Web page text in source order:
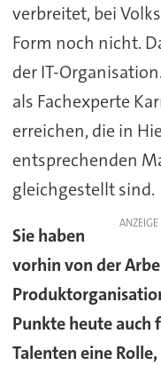
verbreitet, bei
Form noch nicht.
der IT-
als Fachexperte
erreichen, die in
entsprechenden
gleichgestellt sind.
ANZEIGE
Sie haben
vorhin von der
Punkte heute
Talenten eine